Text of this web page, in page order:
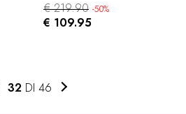
€ 219.90 -50%
€ 109.95
32DI 46